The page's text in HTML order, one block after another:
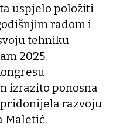
uspjelo položiti
radom i
tehniku
2025.
izrazito ponosna
razvoju
Maletić.